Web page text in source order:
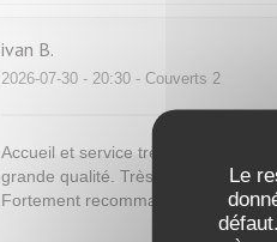
Le
ivan B
2026-07-30 - 20:30 - Couverts 2
Accueil et service très agréable et
grande qualité. Très bons vins.
Fortement recommandé